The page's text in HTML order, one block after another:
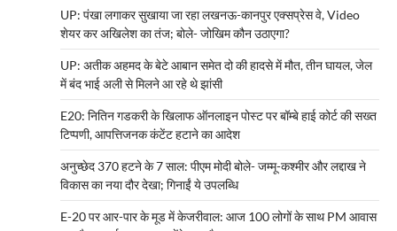
UP: पंखा लगाकर सुखाया जा रहा लखनऊ-कानपुर एक्सप्रेस वे, Video
शेयर कर अखिलेश का तंज; बोले- जोखिम कौन उठाएगा?
UP: अतीक अहमद के बेटे आबान समेत दो की हादसे में मौत, तीन घायल, जेल
में बंद भाई अली से मिलने आ रहे थे झांसी
E20: नितिन गडकरी के खिलाफ ऑनलाइन पोस्ट पर बॉम्बे हाई कोर्ट की सख्त
टिप्पणी, आपत्तिजनक कंटेंट हटाने का आदेश
अनुच्छेद 370 हटने के 7 साल: पीएम मोदी बोले- जम्मू-कश्मीर और लद्दाख ने
विकास का नया दौर देखा; गिनाईं ये उपलब्धि
E-20 पर आर-पार के मूड में केजरीवाल: आज 100 लोगों के साथ PM आवास